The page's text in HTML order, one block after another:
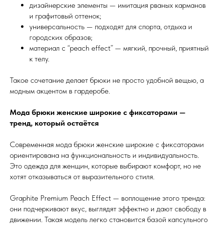
дизайнерские элементы — имитация рваных карманов
и графитовый оттенок;
универсальность — подходят для спорта, отдыха и
городских образов;
материал с “peach effect” — мягкий, прочный, приятный
к телу.
Такое сочетание делает брюки не просто удобной вещью, а
модным акцентом в гардеробе.
Мода брюки женские широкие с фиксаторами —
тренд, который остаётся
Современная мода брюки женские широкие с фиксаторами
ориентирована на функциональность и индивидуальность.
Это одежда для женщин, которые выбирают комфорт, но не
хотят отказываться от выразительного стиля.
Graphite Premium Peach Effect — воплощение этого тренда:
они подчеркивают вкус, выглядят эффектно и дают свободу в
движении. Такая модель легко становится базой капсульного